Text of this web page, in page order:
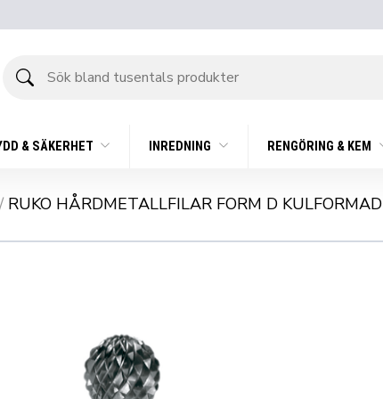
bland
& SÄKERHET INREDNING RENGÖRING & KEM
/ RUKO HÅRDMETALLFILAR FORM D KULFORMAD